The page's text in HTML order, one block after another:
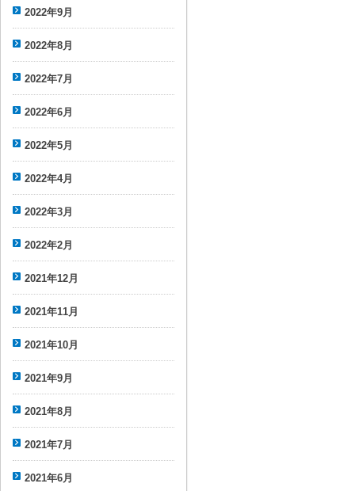
2022年9月
2022年8月
2022年7月
2022年6月
2022年5月
2022年4月
2022年3月
2022年2月
2021年12月
2021年11月
2021年10月
2021年9月
2021年8月
2021年7月
2021年6月